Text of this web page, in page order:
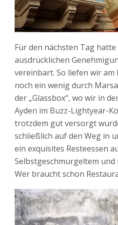
Für den nächsten Tag
ausdrücklichen
vereinbart. So liefen wir
noch ein wenig durch
der „Glassbox“, wo wir in
Ayden im Buzz-Lightyear-
trotzdem gut versorgt
schließlich auf den Weg in
ein exquisites Resteessen
Selbstgeschmurgeltem und
Wer braucht schon